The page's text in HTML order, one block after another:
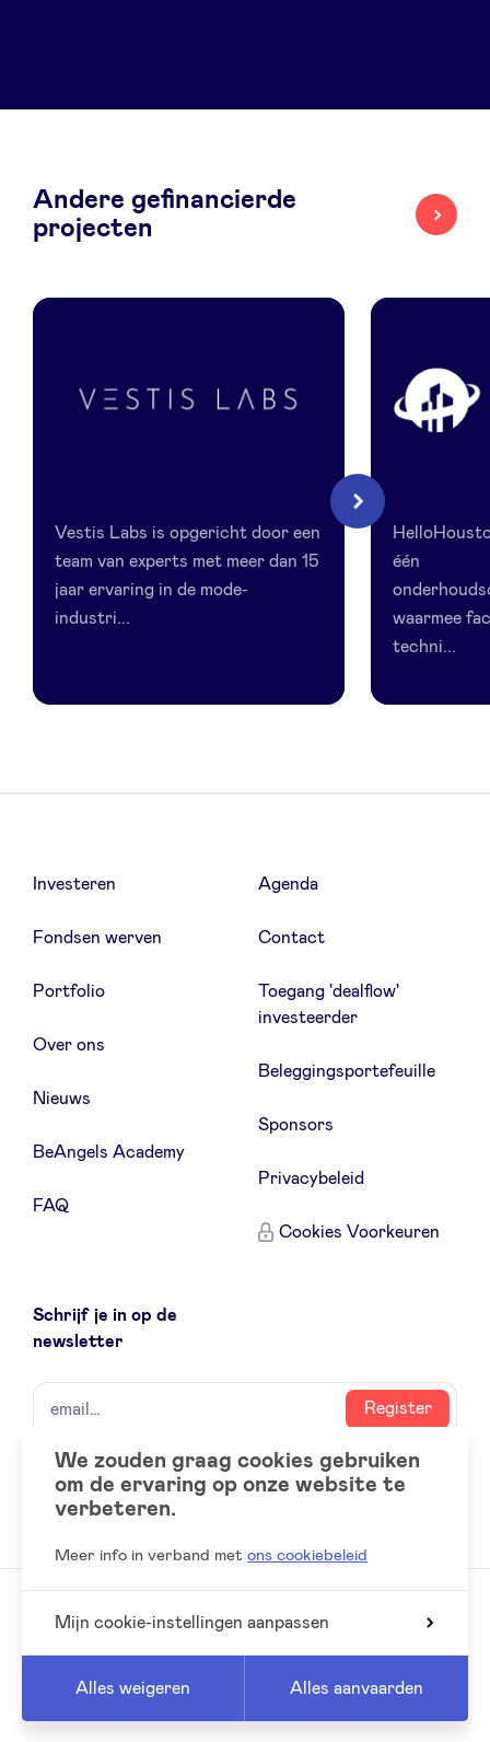
nl fr
Andere gefinancierde
projecten
Vestis Labs is opgericht door een
team van experts met meer dan 15
jaar ervaring in de mode-
industri...
één
waarmee
techni...
Volgende
Investeren
Fondsen werven
Portfolio
Over ons
Nieuws
BeAngels Academy
FAQ
Agenda
Contact
Toegang 'dealflow'
investeerder
Beleggingsportefeuille
Sponsors
Privacybeleid
Cookies Voorkeuren
Schrijf je in op de
newsletter
naam
email
Register
Social
accounts
LinkedIn
© 2026 BeAngels, alle rechten voorbehouden
We zouden graag cookies gebruiken
om de ervaring op onze website te
verbeteren.
Meer info in verband met ons cookiebeleid
Mijn cookie-instellingen aanpassen
Alles weigeren Alles aanvaarden